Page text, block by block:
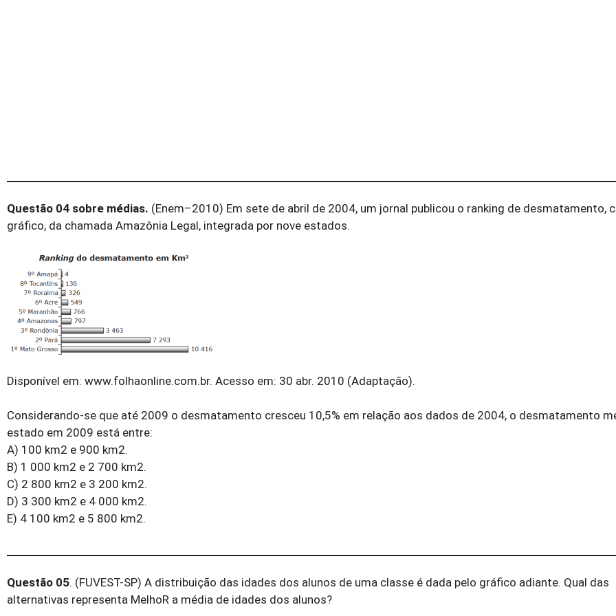
Questão 04 sobre médias. (Enem–2010) Em sete de abril de 2004, um jornal publicou o ranking de desmatamento,
gráfico, da chamada Amazônia Legal, integrada por nove estados.
Disponível em: www.folhaonline.com.br. Acesso em: 30 abr. 2010 (Adaptação).
Considerando-se que até 2009 o desmatamento cresceu 10,5% em relação aos dados de 2004, o desmatamento
estado em 2009 está entre:
A) 100 km2 e 900 km2.
B) 1 000 km2 e 2 700 km2.
C) 2 800 km2 e 3 200 km2.
D) 3 300 km2 e 4 000 km2.
E) 4 100 km2 e 5 800 km2.
Questão 05. (FUVEST-SP) A distribuição das idades dos alunos de uma classe é dada pelo gráfico adiante. Qual das
alternativas representa MelhoR a média de idades dos alunos?